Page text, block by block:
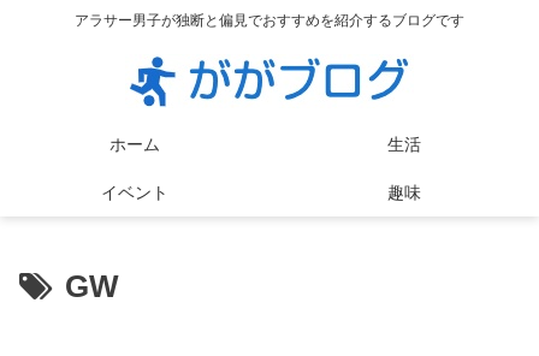
アラサー男子が独断と偏見でおすすめを紹介するブログです
ホーム 生活
イベント 趣味
GW